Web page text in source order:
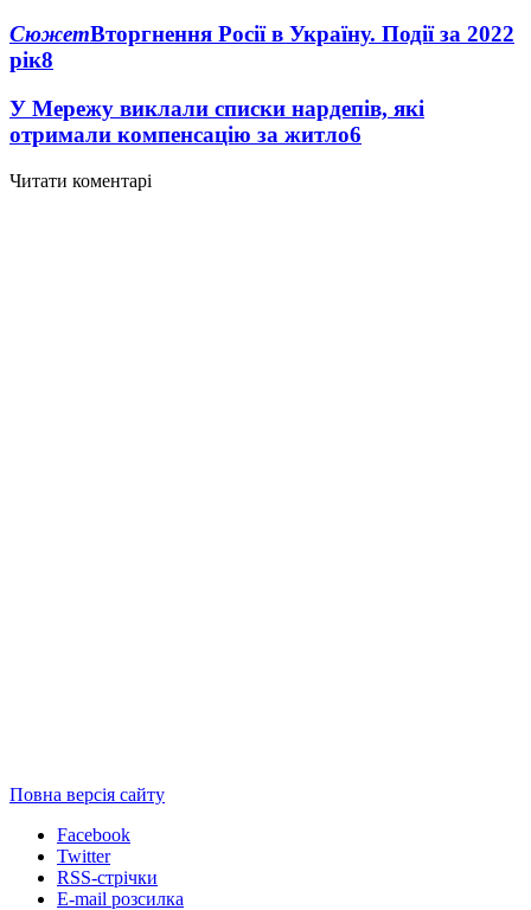
СюжетВторгнення Росії в Україну. Події за 2022
рік8
У Мережу виклали списки нардепів, які
отримали компенсацію за житло6
Читати коментарі
Повна версія сайту
Facebook
Twitter
RSS-стрічки
E-mail розсилка